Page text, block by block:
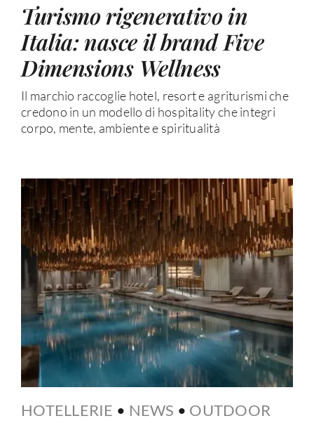
Turismo rigenerativo in
Italia: nasce il brand Five
Dimensions Wellness
Il marchio raccoglie hotel, resort e agriturismi che
credono in un modello di hospitality che integri
corpo, mente, ambiente e spiritualità
HOTELLERIE • NEWS • OUTDOOR